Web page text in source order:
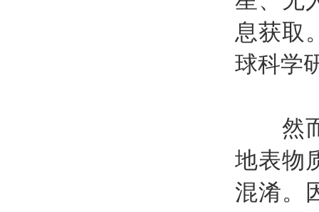
息获取
球科学
然而
地表物
混淆。